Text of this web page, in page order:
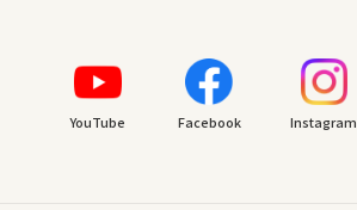
YouTube Facebook Instagram